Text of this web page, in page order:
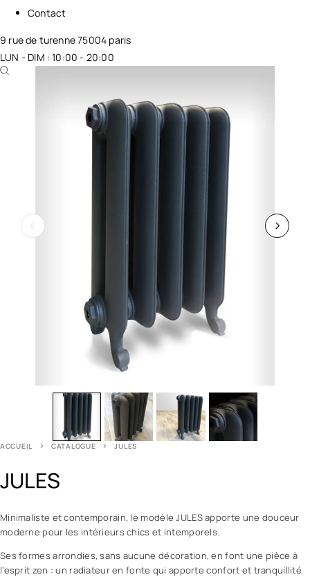
Contact
9 rue de turenne 75004 paris
LUN - DIM : 10:00 - 20:00
ACCUEIL CATALOGUE JULES
JULES
Minimaliste et contemporain, le modèle JULES apporte une douceur
moderne pour les intérieurs chics et intemporels.
Ses formes arrondies, sans aucune décoration, en font une pièce à
l’esprit zen : un radiateur en fonte qui apporte confort et tranquillité